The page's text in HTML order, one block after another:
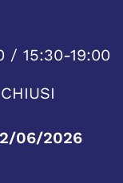
/ 15:30-19:00
CHIUSI
06/2026